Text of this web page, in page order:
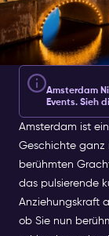
Amsterdam
Events. Sieh
Amsterdam ist
Geschichte ganz
berühmten
das pulsierende
Anziehungskraft
ob Sie nun